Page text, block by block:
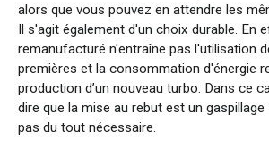
alors que vous pouvez en attendre les
Il s'agit également d'un choix durable. En
remanufacturé n'entraîne pas l'utilisation
premières et la consommation d'énergie
production d’un nouveau turbo. Dans ce
dire que la mise au rebut est un
pas du tout nécessaire.